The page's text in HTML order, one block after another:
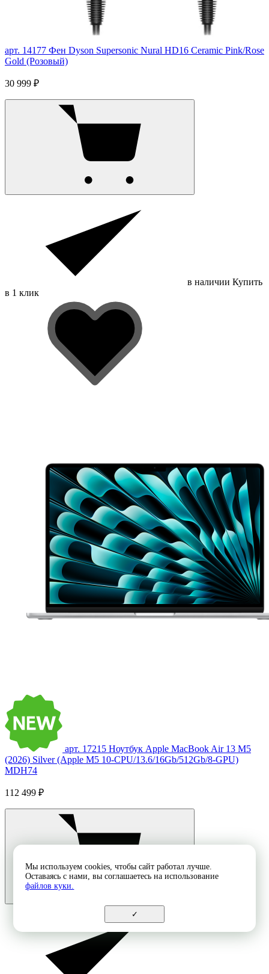
арт. 14177 Фен Dyson Supersonic Nural HD16 Ceramic Pink/Rose
Gold (Розовый)
30 999 ₽
в наличии Купить
в 1 клик
арт. 17215 Ноутбук Apple MacBook Air 13 M5
(2026) Silver (Apple M5 10-CPU/13.6/16Gb/512Gb/8-GPU)
MDH74
112 499 ₽
Мы используем cookies, чтобы сайт работал лучше.
Оставаясь с нами, вы соглашаетесь на использование
файлов куки.
✓